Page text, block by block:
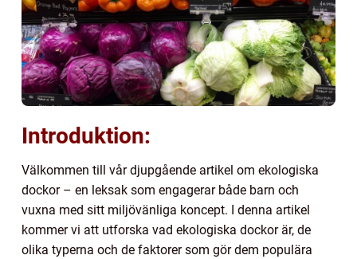
Introduktion:
Välkommen till vår djupgående artikel om ekologiska
dockor – en leksak som engagerar både barn och
vuxna med sitt miljövänliga koncept. I denna artikel
kommer vi att utforska vad ekologiska dockor är, de
olika typerna och de faktorer som gör dem populära